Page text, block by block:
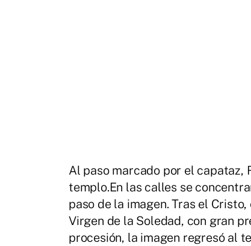
Al paso marcado por el capataz,
templo.En las calles se
paso de la imagen. Tras el
Virgen de la Soledad, con gran
procesión, la imagen regresó al